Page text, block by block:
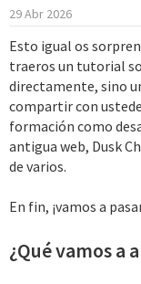
n
i
c
i
o
29 Abr 2026
Esto igual os
traeros un tutorial
directamente, sino
compartir con
formación como
antigua web, Dusk
de varios.
En fin, ¡vamos a
¿Qué vamos a